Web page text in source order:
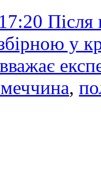
Після
у
,